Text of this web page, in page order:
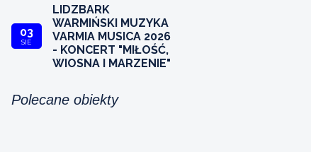
03
SIE
LIDZBARK
WARMIŃSKI MUZYKA
VARMIA MUSICA 2026
- KONCERT "MIŁOŚĆ,
WIOSNA I MARZENIE"
Polecane obiekty